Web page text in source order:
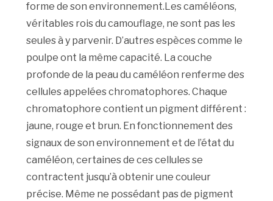
forme de son environnement.Les caméléons,
véritables rois du camouflage, ne sont pas les
seules à y parvenir. D’autres espèces comme le
poulpe ont la même capacité. La couche
profonde de la peau du caméléon renferme des
cellules appelées chromatophores. Chaque
chromatophore contient un pigment différent :
jaune, rouge et brun. En fonctionnement des
signaux de son environnement et de l’état du
caméléon, certaines de ces cellules se
contractent jusqu’à obtenir une couleur
précise. Même ne possédant pas de pigment